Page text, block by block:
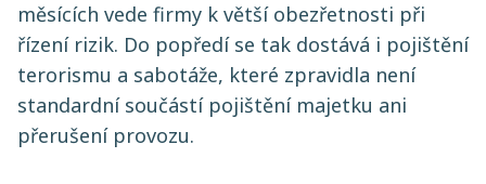
měsících vede firmy k větší obezřetnosti při
řízení rizik. Do popředí se tak dostává i pojištění
terorismu a sabotáže, které zpravidla není
standardní součástí pojištění majetku ani
přerušení provozu.